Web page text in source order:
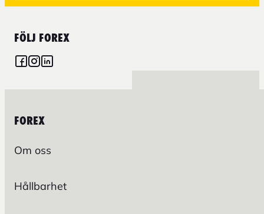
FÖLJ FOREX
FOREX
Om oss
Hållbarhet